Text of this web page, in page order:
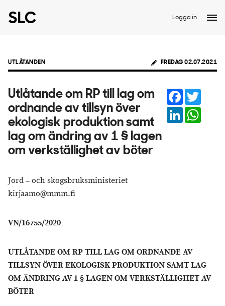
Logga in
UTLÅTANDEN FREDAG 02.07.2021
Utlåtande om RP till lag om
ordnande av tillsyn över
ekologisk produktion samt
lag om ändring av 1 § lagen
om verkställighet av böter
Facebook
LinkedIn
Jord – och skogsbruksministeriet
kirjaamo@mmm.fi
VN/16755/2020
UTLÅTANDE OM RP TILL LAG OM ORDNANDE AV
TILLSYN ÖVER EKOLOGISK PRODUKTION SAMT LAG
OM ÄNDRING AV 1 § LAGEN OM VERKSTÄLLIGHET AV
BÖTER